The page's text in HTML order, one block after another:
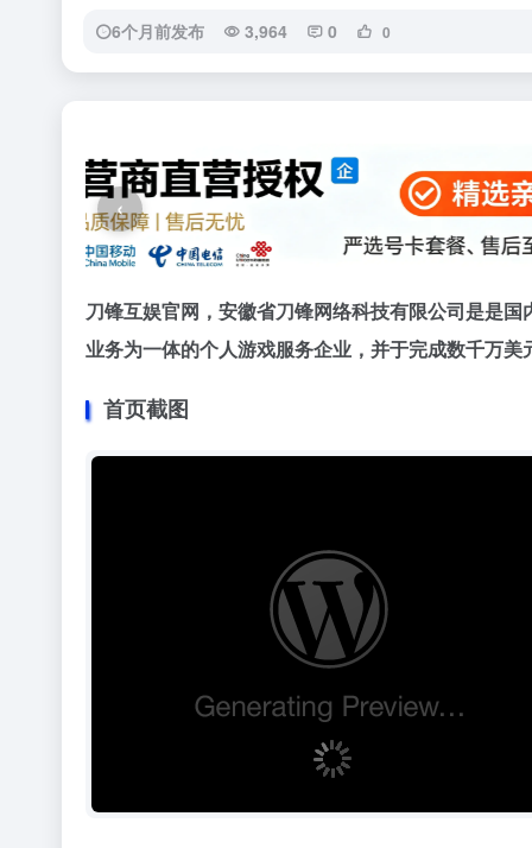
6个月前发布 3,964 0 0
‹
刀锋互娱官网，安徽省刀锋网络科技有限公司是是
业务为一体的个人游戏服务企业，并于完成数千万
首页截图